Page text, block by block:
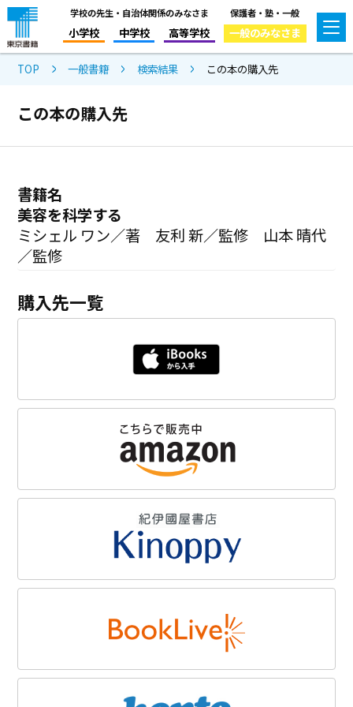
学校の先生・自治体関係のみなさま
小学校 中学校 高等学校
保護者・塾・一般
一般のみなさま
TOP 一般書籍 検索結果 この本の購入先
この本の購入先
書籍名
美容を科学する
ミシェル ワン／著 友利 新／監修 山本 晴代
／監修
購入先一覧